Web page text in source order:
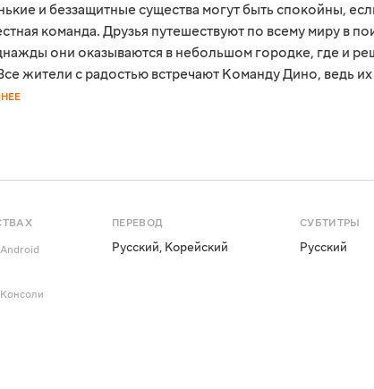
и беззащитные существа могут быть спокойны,
команда. Друзья путешествуют по всему миру в
они оказываются в небольшом городке, где и
жители с радостью встречают Команду Дино, ведь
Android
Консоли
ПЕРЕВОД
Русский, Корейский
СУБТИТРЫ
Русский